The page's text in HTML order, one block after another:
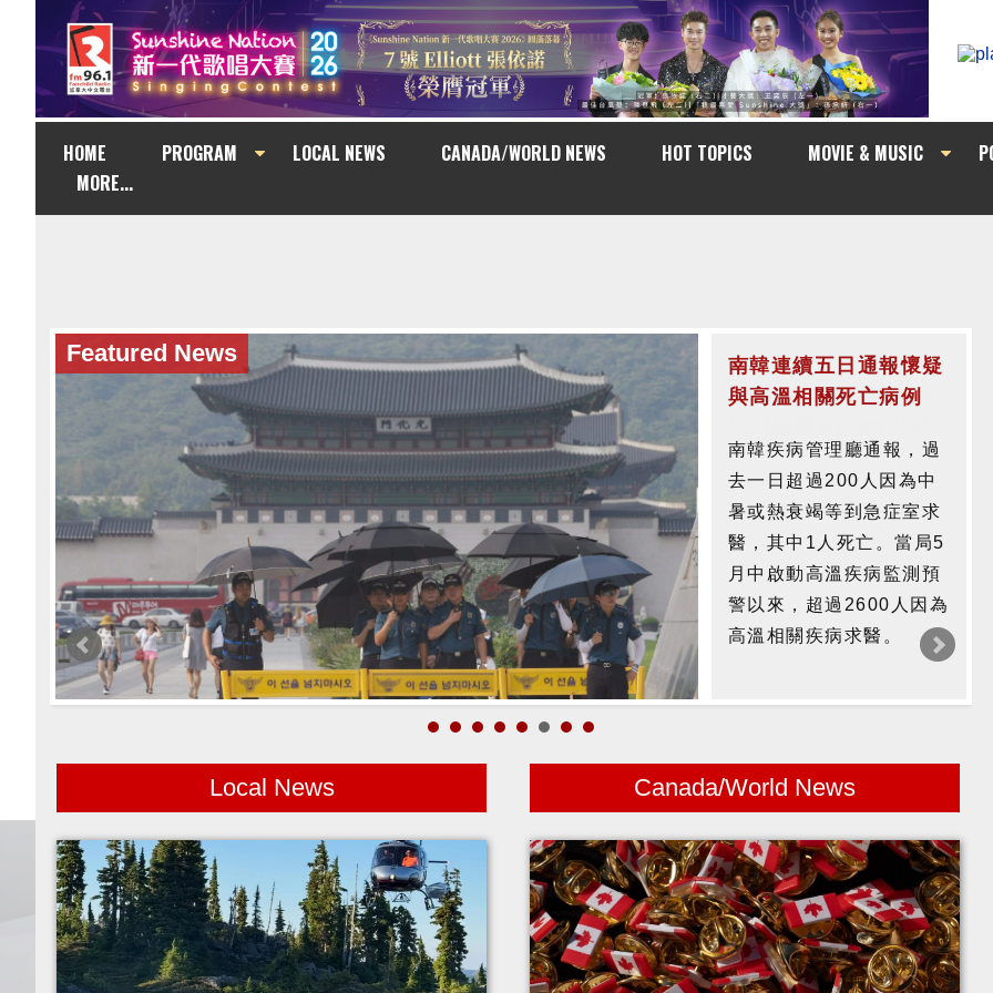
HOME PROGRAM LOCAL NEWS CANADA/WORLD NEWS HOT TOPICS MOVIE & MUSIC
MORE...
Featured News
南韓連續五日通報懷疑
與高溫相關死亡病例
南韓疾病管理廳通報，過
去一日超過200人因為中
暑或熱衰竭等到急症室求
醫，其中1人死亡。當局5
月中啟動高溫疾病監測預
警以來，超過2600人因為
高溫相關疾病求醫。
Local News Canada/World News